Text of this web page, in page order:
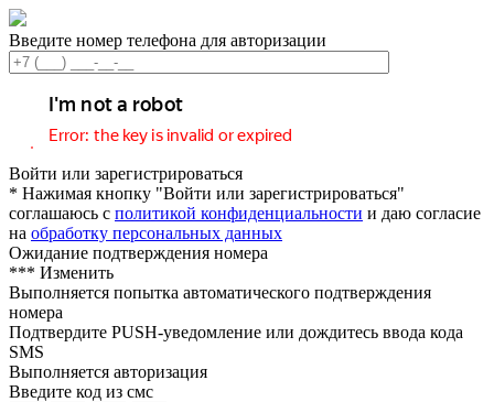
Введите номер телефона для авторизации
Войти или зарегистрироваться
* Нажимая кнопку "Войти или зарегистрироваться"
соглашаюсь с политикой конфиденциальности и даю согласие
на обработку персональных данных
Ожидание подтверждения номера
*** Изменить
Выполняется попытка автоматического подтверждения
номера
Подтвердите PUSH-уведомление или дождитесь ввода кода
SMS
Выполняется авторизация
Введите код из смс